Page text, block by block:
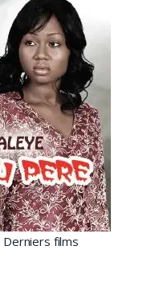
Derniers films